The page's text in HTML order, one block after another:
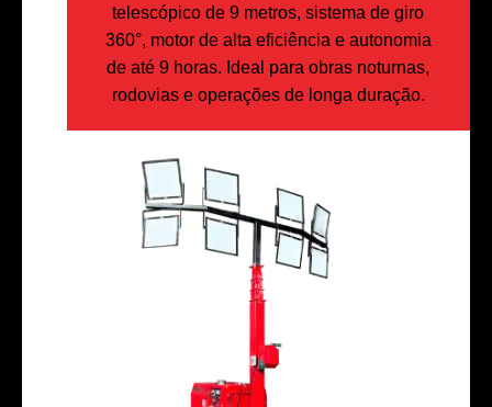
telescópico de 9 metros, sistema de giro
360°, motor de alta eficiência e autonomia
de até 9 horas. Ideal para obras noturnas,
rodovias e operações de longa duração.